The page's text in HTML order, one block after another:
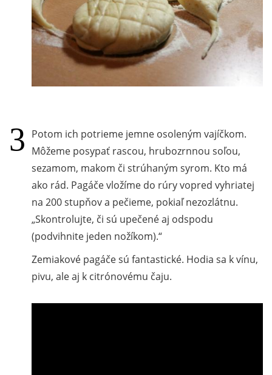
Potom ich potrieme jemne osoleným vajíčkom.
Môžeme posypať rascou, hrubozrnnou soľou,
sezamom, makom či strúhaným syrom. Kto má
ako rád. Pagáče vložíme do rúry vopred vyhriatej
na 200 stupňov a pečieme, pokiaľ nezozlátnu.
Skontrolujte, či sú upečené aj odspodu
(podvihnite jeden nožíkom).
Zemiakové pagáče sú fantastické. Hodia sa k vínu,
pivu, ale aj k citrónovému čaju.